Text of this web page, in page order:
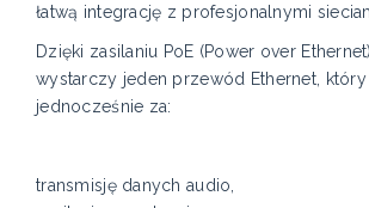
łatwą integrację z profesjonalnymi
Dzięki zasilaniu PoE (Power over
wystarczy jeden przewód Ethernet,
jednocześnie za:
transmisję danych audio,